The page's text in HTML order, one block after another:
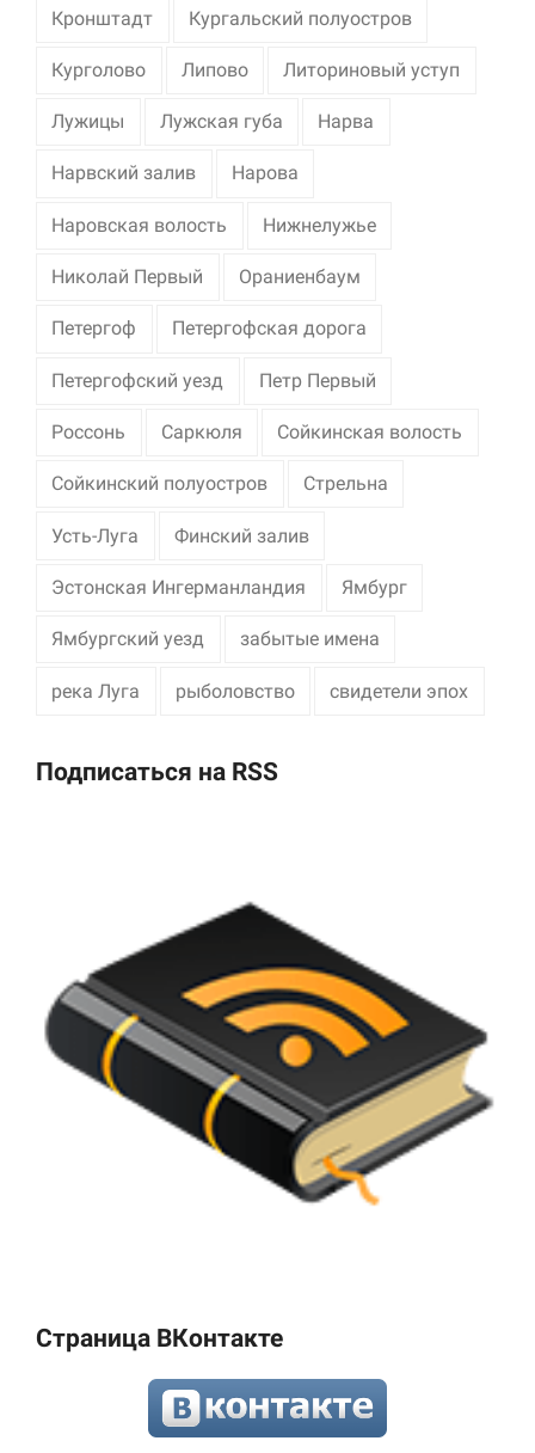
Кронштадт Кургальский полуостров
Курголово Липово Литориновый уступ
Лужицы Лужская губа Нарва
Нарвский залив Нарова
Наровская волость Нижнелужье
Николай Первый Ораниенбаум
Петергоф Петергофская дорога
Петергофский уезд Петр Первый
Россонь Саркюля Сойкинская волость
Сойкинский полуостров Стрельна
Усть-Луга Финский залив
Эстонская Ингерманландия Ямбург
Ямбургский уезд забытые имена
река Луга рыболовство свидетели эпох
Подписаться на RSS
Страница ВКонтакте